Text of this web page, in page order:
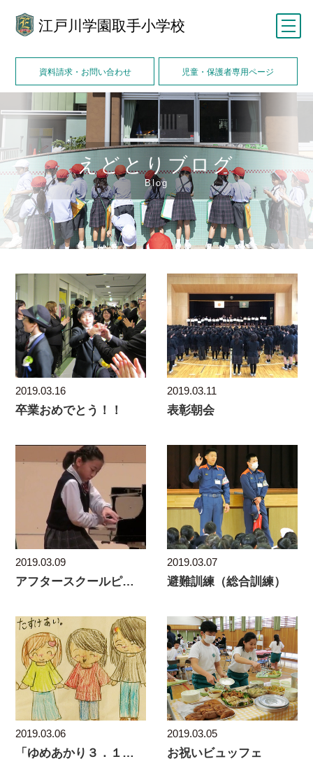
江戸川学園取手小学校
資料請求・お問い合わせ 児童・保護者専用ページ
えどとりブログ
Blog
メニュー
2019.03.16
卒業おめでとう！！
2019.03.11
表彰朝会
2019.03.09
アフタースクールピアノ発表会
2019.03.07
避難訓練（総合訓練）
2019.03.06
「ゆめあかり３．１１」のイベントに今年も参加します
2019.03.05
お祝いビュッフェ